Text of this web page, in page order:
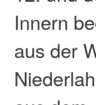
Innern
aus der